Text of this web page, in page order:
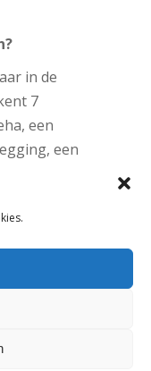
in de
7
een
een
euro en
in en